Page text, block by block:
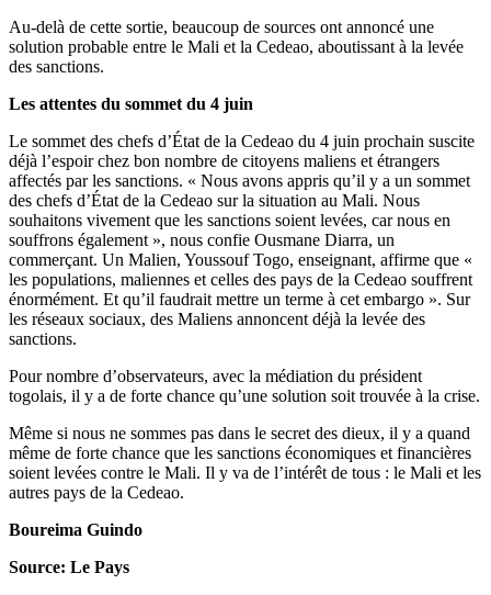
Au-delà de cette sortie, beaucoup de sources ont annoncé une
solution probable entre le Mali et la Cedeao, aboutissant à la levée
des sanctions.
Les attentes du sommet du 4 juin
Le sommet des chefs d’État de la Cedeao du 4 juin prochain suscite
déjà l’espoir chez bon nombre de citoyens maliens et étrangers
affectés par les sanctions. « Nous avons appris qu’il y a un sommet
des chefs d’État de la Cedeao sur la situation au Mali. Nous
souhaitons vivement que les sanctions soient levées, car nous en
souffrons également », nous confie Ousmane Diarra, un
commerçant. Un Malien, Youssouf Togo, enseignant, affirme que «
les populations, maliennes et celles des pays de la Cedeao souffrent
énormément. Et qu’il faudrait mettre un terme à cet embargo ». Sur
les réseaux sociaux, des Maliens annoncent déjà la levée des
sanctions.
Pour nombre d’observateurs, avec la médiation du président
togolais, il y a de forte chance qu’une solution soit trouvée à la crise.
Même si nous ne sommes pas dans le secret des dieux, il y a quand
même de forte chance que les sanctions économiques et financières
soient levées contre le Mali. Il y va de l’intérêt de tous : le Mali et les
autres pays de la Cedeao.
Boureima Guindo
Source: Le Pays